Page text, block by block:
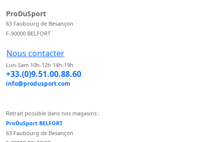
ProDuSport
63 Faubourg de Besançon
F-90000 BELFORT
Nous contacter
Lun-Sam 10h-12h 14h-19h
+33.(0)9.51.00.88.60
info@produsport.com
Retrait possible dans nos magasins :
ProDuSport BELFORT
63 Faubourg de Besançon